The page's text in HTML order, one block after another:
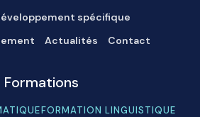
spécifique
Actualités Contact
Formations
FORMATION LINGUISTIQUE